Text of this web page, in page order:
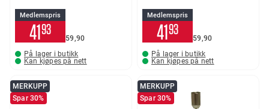
Medlemspris
4193
59 90
På lager i butikk
Kan kjøpes på nett
Medlemspris
4193
59 90
På lager i butikk
Kan kjøpes på nett
MERKUPP
Spar 30%
MERKUPP
Spar 30%